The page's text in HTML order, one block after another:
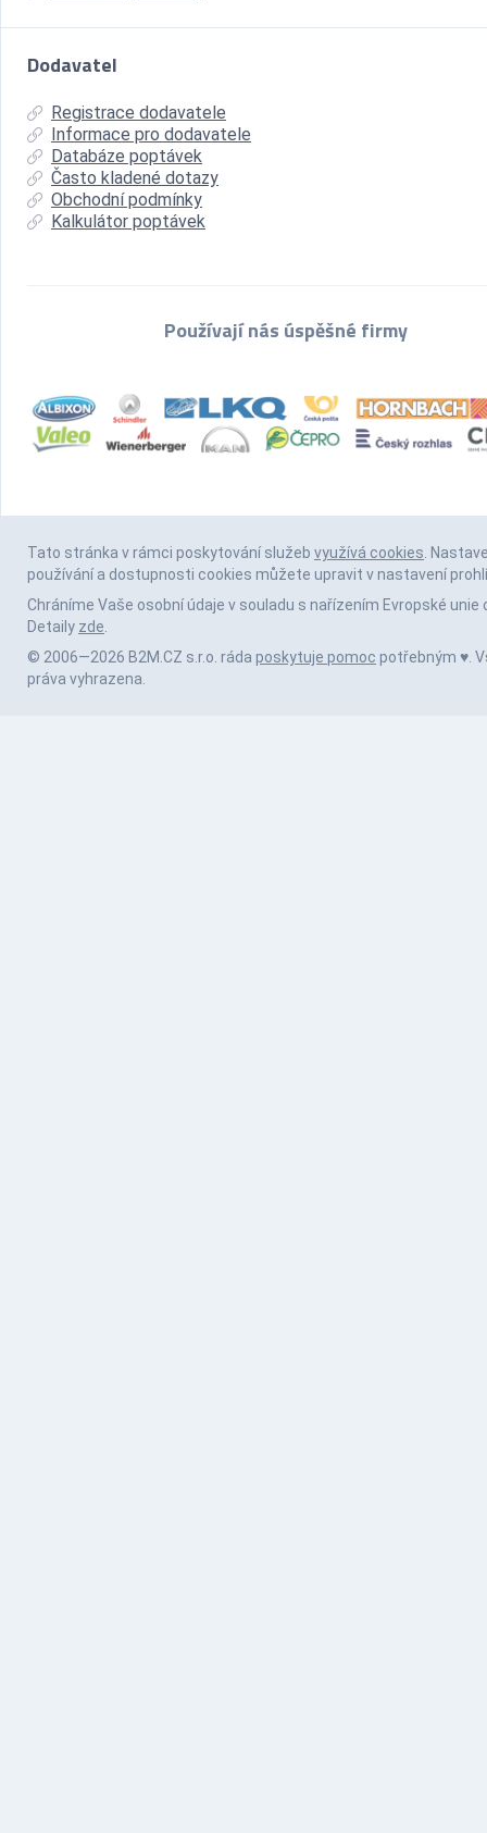
Dodavatel
Registrace dodavatele
Informace pro dodavatele
Databáze poptávek
Často kladené dotazy
Obchodní podmínky
Kalkulátor poptávek
Používají nás úspěšné firmy
Tato stránka v rámci poskytování služeb využívá cookies.
používání a dostupnosti cookies můžete upravit v nastavení
Chráníme Vaše osobní údaje v souladu s nařízením Evropské unie
Detaily zde.
© 2006—2026 B2M.CZ s.r.o. ráda poskytuje pomoc potřebným ♥️.
práva vyhrazena.